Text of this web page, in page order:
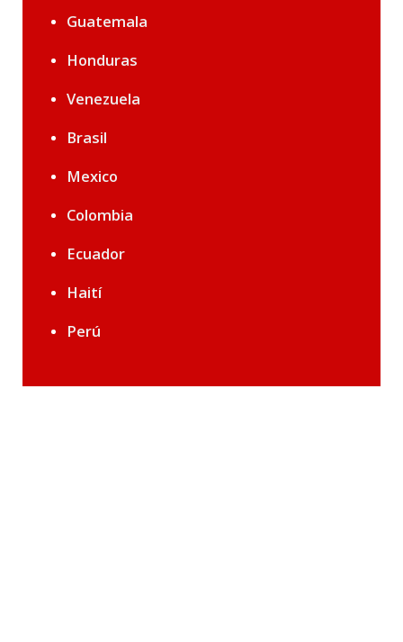
Guatemala
Honduras
Venezuela
Brasil
Mexico
Colombia
Ecuador
Haití
Perú